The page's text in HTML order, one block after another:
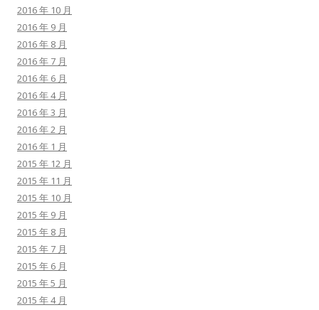
2016 年 10 月
2016 年 9 月
2016 年 8 月
2016 年 7 月
2016 年 6 月
2016 年 4 月
2016 年 3 月
2016 年 2 月
2016 年 1 月
2015 年 12 月
2015 年 11 月
2015 年 10 月
2015 年 9 月
2015 年 8 月
2015 年 7 月
2015 年 6 月
2015 年 5 月
2015 年 4 月